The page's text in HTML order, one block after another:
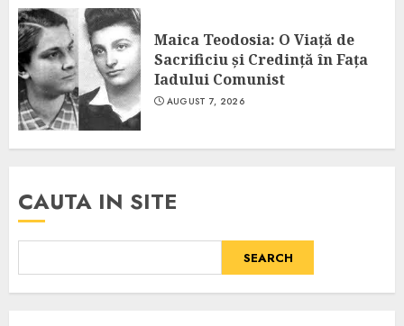
Maica Teodosia: O Viață de
Sacrificiu și Credință în Fața
Iadului Comunist
AUGUST 7, 2026
CAUTA IN SITE
SEARCH